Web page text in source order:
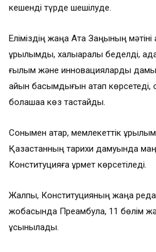
кешенді түрде шешілуде.
Еліміздің жаңа Ата Заңының мәтіні
құрылымды, халықаралық беделді,
ғылым және инновацияларды
айқын басымдығын атап көрсетеді,
болашаққа көз тастайды.
Сонымен қатар, мемлекеттік
Қазақстанның тарихи дамуында
Конституцияға құрмет көрсетіледі.
Жалпы, Конституцияның жаңа
жобасында Преамбула, 11 бөлім
ұсынылады.